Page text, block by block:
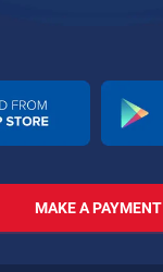
MAKE A PAYMENT